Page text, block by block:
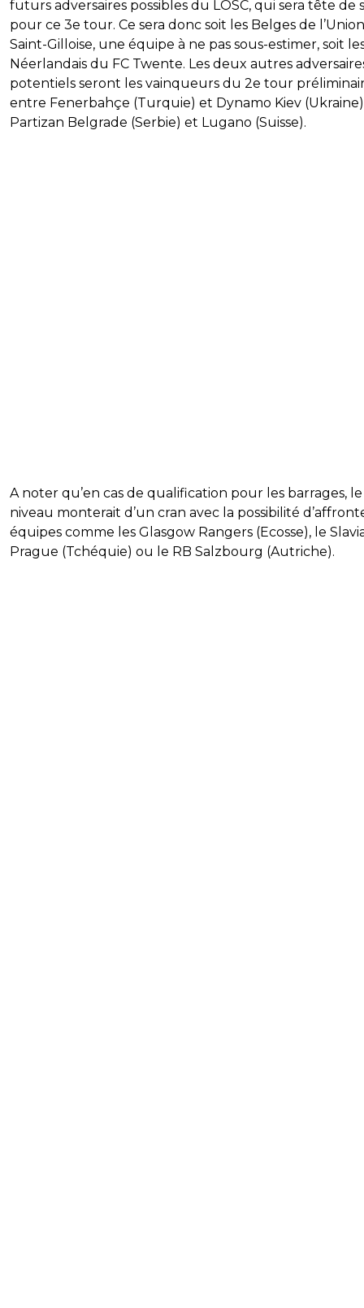
futurs adversaires possibles du LOSC, qui sera tête de
pour ce 3e tour. Ce sera donc soit les Belges de l’Union
Saint-Gilloise, une équipe à ne pas sous-estimer, soit
Néerlandais du FC Twente. Les deux autres
potentiels seront les vainqueurs du 2e tour
entre Fenerbahçe (Turquie) et Dynamo Kiev
Partizan Belgrade (Serbie) et Lugano (Suisse).
A noter qu’en cas de qualification pour les barrages, le
niveau monterait d’un cran avec la possibilité
équipes comme les Glasgow Rangers (Ecosse), le
Prague (Tchéquie) ou le RB Salzbourg (Autriche).